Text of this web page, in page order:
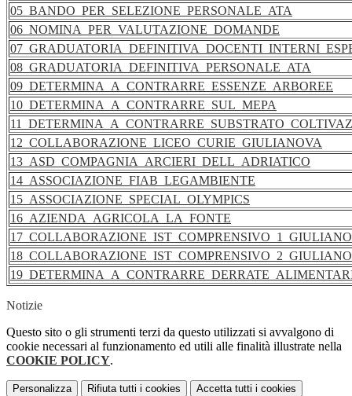
05_BANDO_PER_SELEZIONE_PERSONALE_ATA
06_NOMINA_PER_VALUTAZIONE_DOMANDE
08_GRADUATORIA_DEFINITIVA_PERSONALE_ATA
09_DETERMINA_A_CONTRARRE_ESSENZE_ARBOREE
10_DETERMINA_A_CONTRARRE_SUL_MEPA
12_COLLABORAZIONE_LICEO_CURIE_GIULIANOVA
13_ASD_COMPAGNIA_ARCIERI_DELL_ADRIATICO
14_ASSOCIAZIONE_FIAB_LEGAMBIENTE
15_ASSOCIAZIONE_SPECIAL_OLYMPICS
16_AZIENDA_AGRICOLA_LA_FONTE
Notizie
Questo sito o gli strumenti terzi da questo utilizzati si avvalgono di
cookie necessari al funzionamento ed utili alle finalità illustrate nella
COOKIE POLICY.
Personalizza Rifiuta tutti i cookies Accetta tutti i cookies